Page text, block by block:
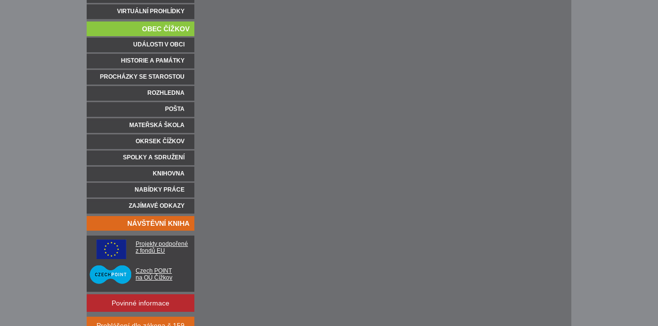
VIRTUÁLNÍ PROHLÍDKY
OBEC ČÍŽKOV
UDÁLOSTI V OBCI
HISTORIE A PAMÁTKY
PROCHÁZKY SE STAROSTOU
ROZHLEDNA
POŠTA
MATEŘSKÁ ŠKOLA
OKRSEK ČÍŽKOV
SPOLKY A SDRUŽENÍ
KNIHOVNA
NABÍDKY PRÁCE
ZAJÍMAVÉ ODKAZY
NÁVŠTĚVNÍ KNIHA
Projekty podpořené
z fondů EU
Czech POINT
na OÚ Čížkov
Povinné informace